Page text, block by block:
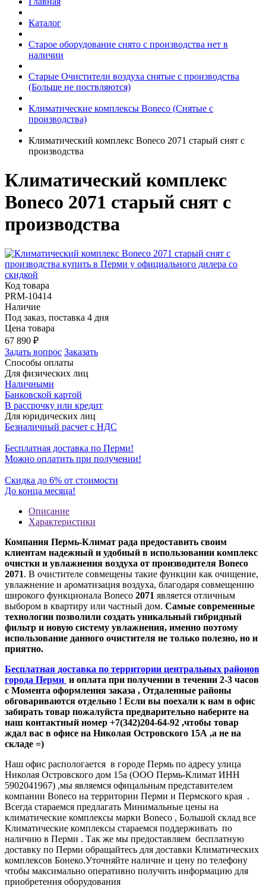
Каталог
Старое оборудование снято с производства нет в
наличии
Старые Очистители воздуха снятые с производства
(Больше не поствляются)
Климатические комплексы Boneco (Снятые с
производства)
Климатический комплекс Boneco 2071 старый снят с
производства
Климатический комплекс
Boneco 2071 старый снят с
производства
Код товара
PRM-10414
Наличие
Под заказ, поставка 4 дня
Цена товара
67 890 ₽
Задать вопрос Заказать
Способы оплаты
Для физических лиц
Наличными
Банковской картой
В рассрочку или кредит
Для юридических лиц
Безналичный расчет с НДС
Бесплатная доставка по Перми!
Можно оплатить при получении!
Скидка до 6% от стоимости
До конца месяца!
Описание
Характеристики
Компания Пермь-Климат рада предоставить своим
клиентам надежный и удобный в использовании комплекс
очистки и увлажнения воздуха от производителя Boneco
2071. В очистителе совмещены такие функции как очищение,
увлажнение и ароматизация воздуха, благодаря совмещению
широкого функционала Boneco 2071 является отличным
выбором в квартиру или частный дом. Самые современные
технологии позволили создать уникальный гибридный
фильтр и новую систему увлажнения, именно поэтому
использование данного очистителя не только полезно, но и
приятно.
Бесплатная доставка по территории центральных районов
города Перми и оплата при получении в течении 2-3 часов
с Момента оформления заказа , Отдаленные районы
обговариваются отдельно ! Если вы поехали к нам в офис
забирать товар пожалуйста предварительно наберите на
наш контактный номер +7(342)204-64-92 ,чтобы товар
ждал вас в офисе на Николая Островского 15А ,а не на
складе =)
Наш офис распологается в городе Пермь по адресу улица
Николая Островского дом 15а (ООО Пермь-Климат ИНН
5902041967) ,мы являемся офицальным представителем
компании Boneco на территории Перми и Пермского края .
Всегда стараемся предлагать Минимальные цены на
климатические комплексы марки Boneco , Большой склад все
Климатические комплексы стараемся поддерживать по
наличию в Перми . Так же мы предоставляем бесплатную
доставку по Перми обращайтесь для доставки Климатических
комплексов Бонеко.Уточняйте наличие и цену по телефону
чтобы максимально оперативно получить информацию для
приобретения оборудования